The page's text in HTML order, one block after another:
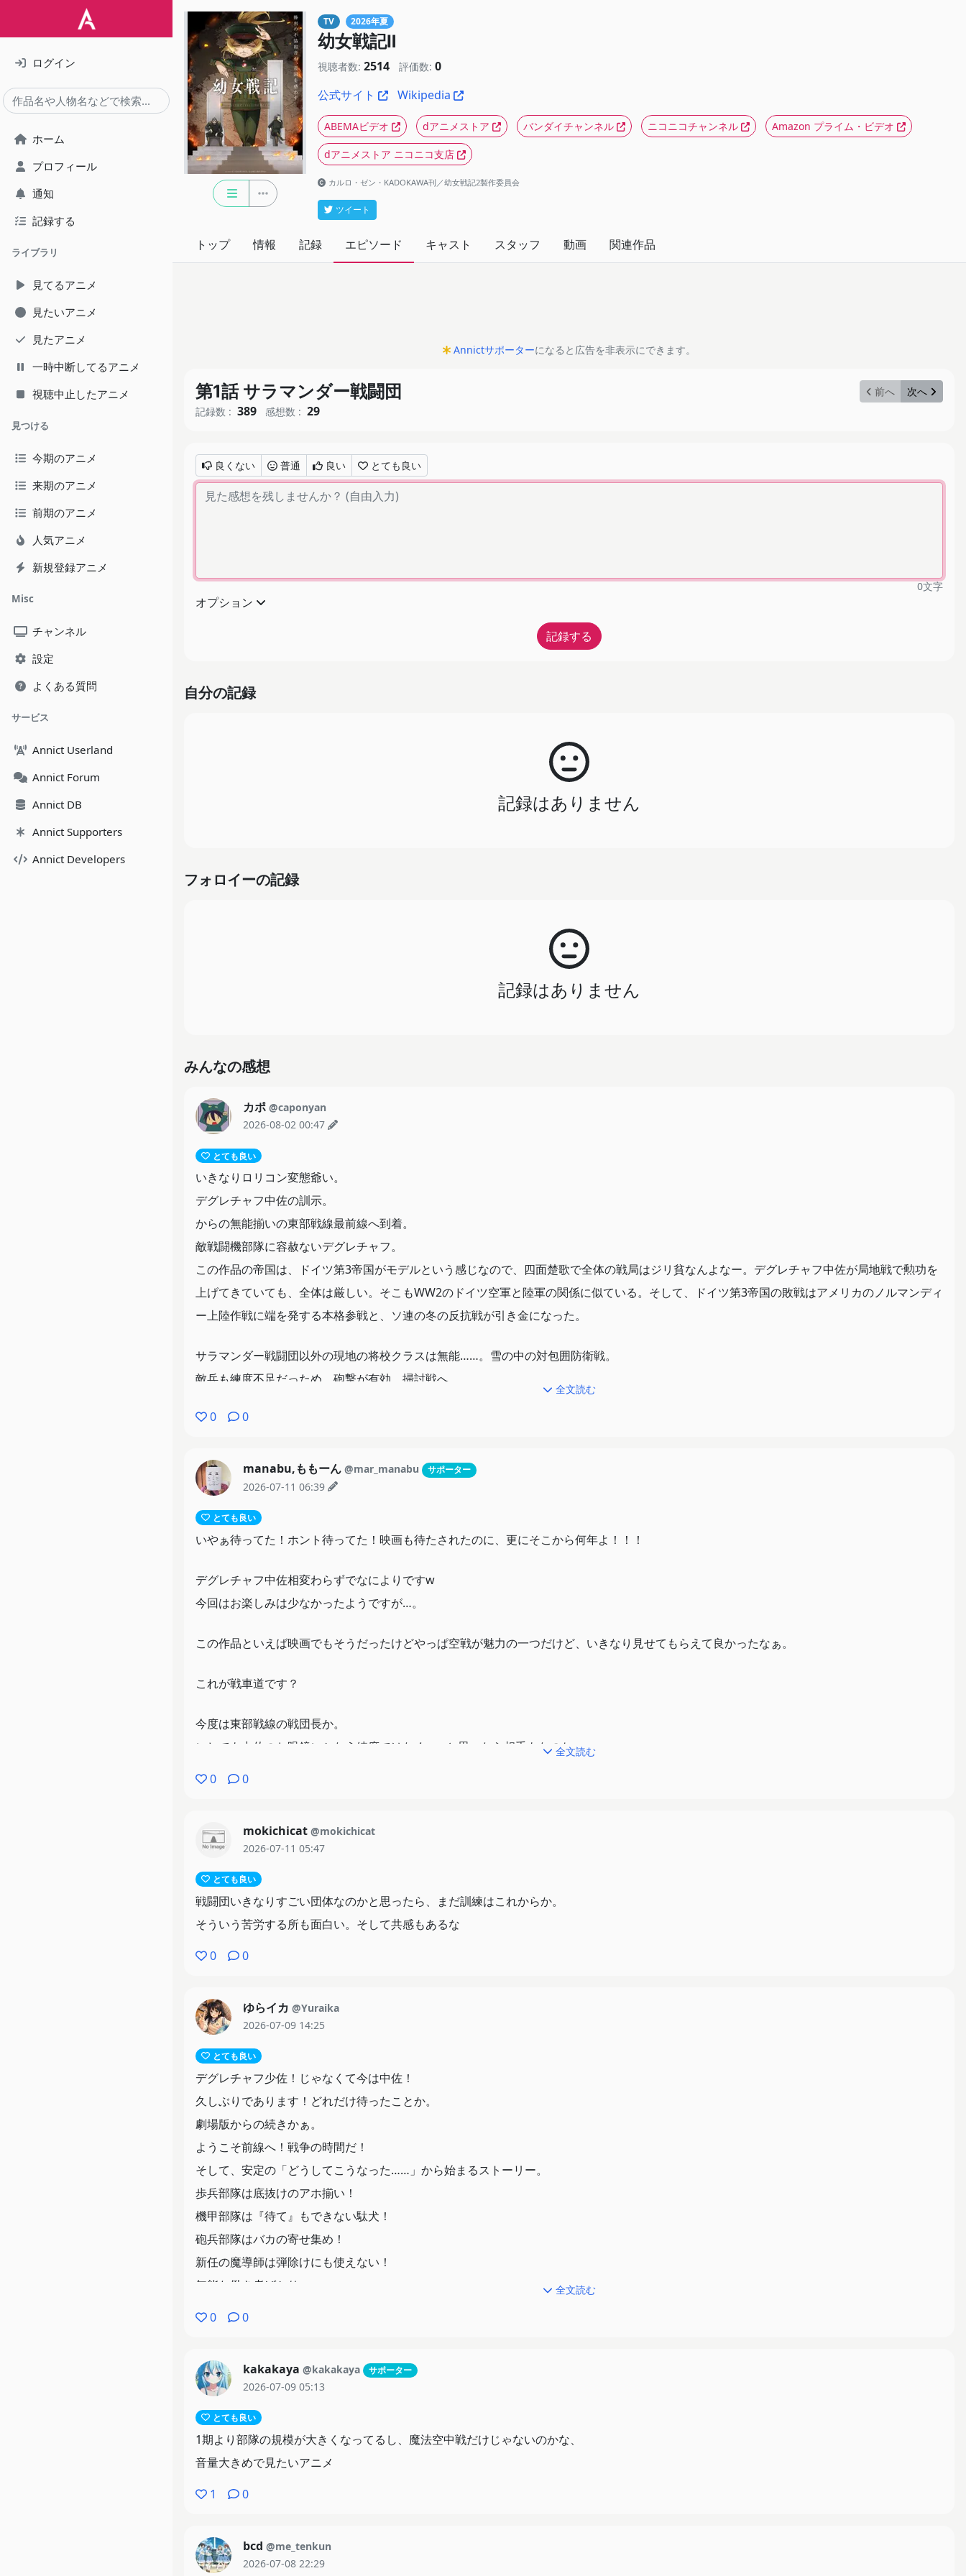
ログイン
ホーム
プロフィール
通知
記録する
ライブラリ
見てるアニメ
見たいアニメ
見たアニメ
一時中断してるアニメ
視聴中止したアニメ
見つける
今期のアニメ
来期のアニメ
前期のアニメ
人気アニメ
新規登録アニメ
Misc
チャンネル
設定
よくある質問
サービス
Annict Userland
Annict Forum
Annict DB
Annict Supporters
Annict Developers
TV 2026年夏
幼女戦記Ⅱ
視聴者数: 2514 評価数: 0
公式サイト
Wikipedia
ABEMAビデオ dアニメストア バンダイチャンネル ニコニコチャンネル Amazon プライム・ビデオ
dアニメストア ニコニコ支店
カルロ・ゼン・KADOKAWA刊／幼女戦記2製作委員会
ツイート
トップ 情報 記録 エピソード キャスト スタッフ 動画 関連作品
Annictサポーターになると広告を非表示にできます。
第1話 サラマンダー戦闘団 前へ
次へ
記録数 : 389 感想数 : 29
良くない 普通 良い とても良い
0文字
オプション
自分の記録
記録はありません
フォロイーの記録
記録はありません
みんなの感想
カポ @caponyan
2026-08-02 00:47
とても良い
いきなりロリコン変態爺い。
デグレチャフ中佐の訓示。
からの無能揃いの東部戦線最前線へ到着。
敵戦闘機部隊に容赦ないデグレチャフ。
この作品の帝国は、ドイツ第3帝国がモデルという感じなので、四面楚歌で全体の戦局はジリ貧なんよなー。デグレチャフ中佐が局地戦で勲功を
上げてきていても、全体は厳しい。そこもWW2のドイツ空軍と陸軍の関係に似ている。そして、ドイツ第3帝国の敗戦はアメリカのノルマンディ
ー上陸作戦に端を発する本格参戦と、ソ連の冬の反抗戦が引き金になった。
サラマンダー戦闘団以外の現地の将校クラスは無能……。雪の中の対包囲防衛戦。
敵兵も練度不足だっため、砲撃が有効、掃討戦へ。
帝国の勝利はないと見たか。いかに戦争を終わらせるかに目標のフォーカスを変えたのかもしれない。
全文読む
0 0
manabu,ももーん @mar_manabu サポーター
2026-07-11 06:39
とても良い
いやぁ待ってた！ホント待ってた！映画も待たされたのに、更にそこから何年よ！！！
デグレチャフ中佐相変わらずでなによりですw
今回はお楽しみは少なかったようですが…。
この作品といえば映画でもそうだったけどやっぱ空戦が魅力の一つだけど、いきなり見せてもらえて良かったなぁ。
これが戦車道です？
今度は東部戦線の戦団長か。
にしても中佐のお眼鏡にかなう練度ではなく…。と思ったら相手もなのね。
最後部下からの印象も上げないとってのがいつも通り自分のための打算でたまらなくいいwww
負けたときのことも考えるってのがらしいな。
プロパガンダこわーいw
全文読む
0 0
mokichicat @mokichicat
2026-07-11 05:47
とても良い
戦闘団いきなりすごい団体なのかと思ったら、まだ訓練はこれからか。
そういう苦労する所も面白い。そして共感もあるな
0
0
ゆらイカ @Yuraika
2026-07-09 14:25
とても良い
デグレチャフ少佐！じゃなくて今は中佐！
久しぶりであります！どれだけ待ったことか。
劇場版からの続きかぁ。
ようこそ前線へ！戦争の時間だ！
そして、安定の「どうしてこうなった……」から始まるストーリー。
歩兵部隊は底抜けのアホ揃い！
機甲部隊は『待て』もできない駄犬！
砲兵部隊はバカの寄せ集め！
新任の魔導師は弾除けにも使えない！
無能な働き者ばかり……
防衛戦かぁ。
戦闘団ならなんとかなりそうだけど、無能じゃなぁ……
こっちが無能なら、あちらも練度不足か(笑)
パンツァーフォー(笑)絶対狙ってるだろこれ。
最後に恐ろしいアレがくる恐ろしさよ！
マジでプロパガンダは恐ろしい！今も昔もな！
全文読む
0 0
kakakaya @kakakaya サポーター
2026-07-09 05:13
とても良い
1期より部隊の規模が大きくなってるし、魔法空中戦だけじゃないのかな、
音量大きめで見たいアニメ
1
0
bcd @me_tenkun
2026-07-08 22:29